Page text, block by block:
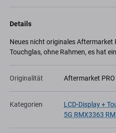
Details
Neues nicht originales Aftermarket
Touchglas, ohne Rahmen, es hat
Originalität Aftermarket PRO
Kategorien LCD-Display +
5G RMX3363